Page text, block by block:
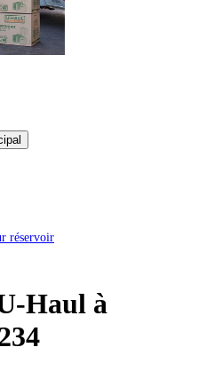
réservoir
Haul à